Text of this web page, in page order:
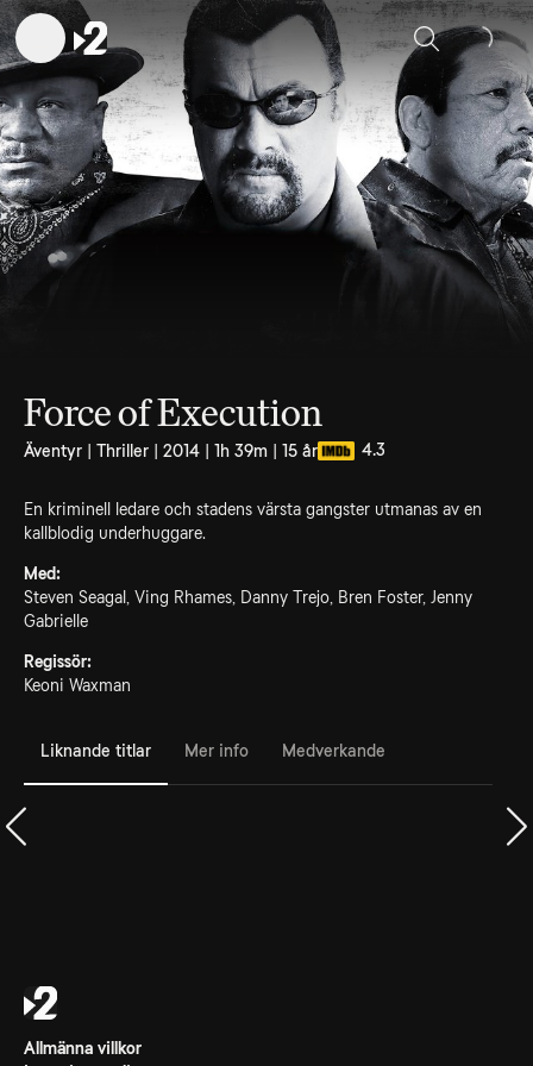
Sök
Force of Execution
Äventyr | Thriller | 2014 | 1h 39m | 15 år 4.3
En kriminell ledare och stadens värsta gangster utmanas av en
kallblodig underhuggare.
Med:
Steven Seagal, Ving Rhames, Danny Trejo, Bren Foster, Jenny
Gabrielle
Regissör:
Keoni Waxman
Liknande titlar Mer info Medverkande
Allmänna villkor